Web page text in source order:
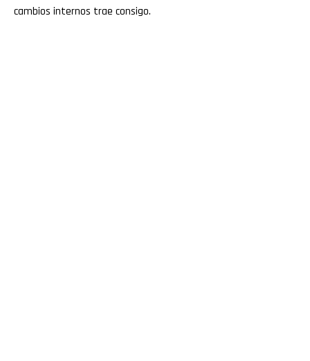
cambios internos trae consigo.